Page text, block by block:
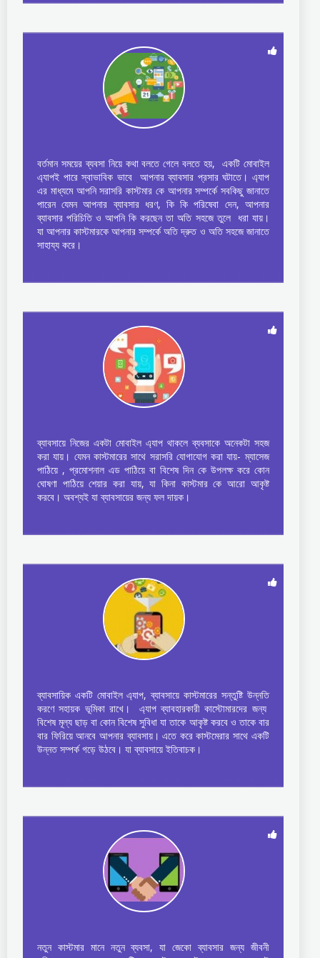
বর্তমান সময়ের ব্যবসা নিয়ে কথা বলতে গেলে বলতে হয়, একটি মোবাইল
এ্যাপই পারে স্বাভাবিক ভাবে আপনার ব্যাবসার প্রসার ঘটাতে। এ্যাপ
এর মাধ্যমে আপনি সরাসরি কাস্টমার কে আপনার সম্পর্কে সবকিছু জানাতে
পারেন যেমন আপনার ব্যাবসার ধরণ, কি কি পরিষেবা দেন, আপনার
ব্যাবসার পরিচিতি ও আপনি কি করছেন তা অতি সহজে তুলে ধরা যায়।
যা আপনার কাস্টমারকে আপনার সম্পর্কে অতি দ্রুত ও অতি সহজে জানাতে
সাহায্য করে।
ব্যাবসায়ে নিজের একটা মোবাইল এ্যাপ থাকলে ব্যবসাকে অনেকটা সহজ
করা যায়। যেমন কাস্টমারের সাথে সরাসরি যোগাযোগ করা যায়- ম্যাসেজ
পাঠিয়ে , প্রমোশনাল এড পাঠিয়ে বা বিশেষ দিন কে উপলক্ষ করে কোন
ঘোষণা পাঠিয়ে শেয়ার করা যায়, যা কিনা কাস্টমার কে আরো আকৃষ্ট
করবে। অবশ্যই যা ব্যাবসায়ের জন্য ফল দায়ক।
ব্যাবসায়িক একটি মোবাইল এ্যাপ, ব্যাবসায়ে কাস্টমারের সন্তুষ্টি উন্নতি
করণে সহায়ক ভূমিকা রাখে। এ্যাপ ব্যাবহারকারী কাস্টোমারদের জন্য
বিশেষ মূল্য ছাড় বা কোন বিশেষ সুবিধা যা তাকে আকৃষ্ট করবে ও তাকে বার
বার ফিরিয়ে আনবে আপনার ব্যাবসায়। এতে করে কাস্টমেরার সাথে একটি
উন্নত সম্পর্ক গড়ে উঠবে। যা ব্যাবসায়ে ইতিবাচক।
নতুন কাস্টমার মানে নতুন ব্যবসা, যা জেকো ব্যাবসার জন্য জীবনী